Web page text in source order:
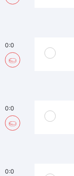
0:0
0:0
0:0